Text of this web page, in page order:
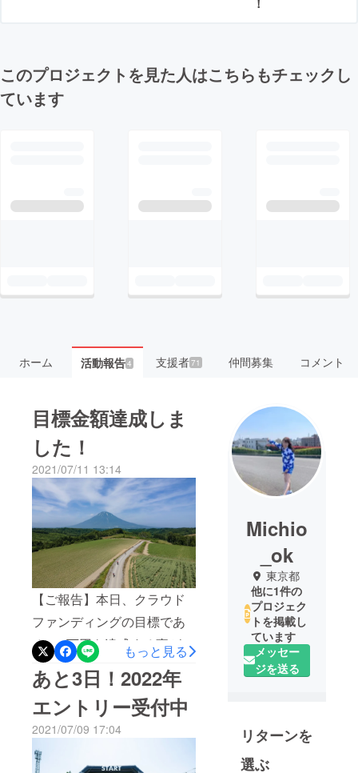
このプロジェクトを見た人はこちらもチェックし
ています
ホーム 活動報告4 支援者71 仲間募集 コメント
目標金額達成しま
した！
2021/07/11 13:14
【ご報告】本日、クラウド
ファンディングの目標であ
る300万円を達成する事がで
きました。それと同時に僅
かではありますが、黒字化
も図る事ができそうな終着
点となりました。皆様の暖
かいご支援に心より御礼申
もっと見る
あと3日！2022年
エントリー受付中
2021/07/09 17:04
Michio
_ok
東京都
他に1件の
プロジェク
トを掲載し
ています
メッセー
ジを送る
リターンを
選ぶ